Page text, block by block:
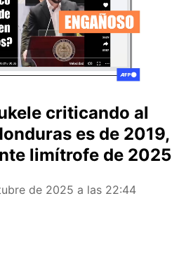
criticando al
es de 2019,
limítrofe de 2025
de 2025 a las 22:44